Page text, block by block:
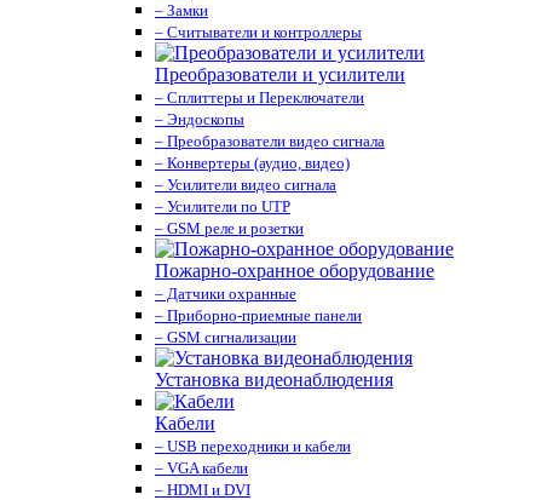
– Замки
– Считыватели и контроллеры
Преобразователи и усилители
– Сплиттеры и Переключатели
– Эндоскопы
– Преобразователи видео сигнала
– Конвертеры (аудио, видео)
– Усилители видео сигнала
– Усилители по UTP
– GSM реле и розетки
Пожарно-охранное оборудование
– Датчики охранные
– Приборно-приемные панели
– GSM сигнализации
Установка видеонаблюдения
Кабели
– USB переходники и кабели
– VGA кабели
– HDMI и DVI